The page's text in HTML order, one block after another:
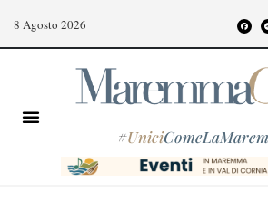
8 Agosto 2026
#Unici